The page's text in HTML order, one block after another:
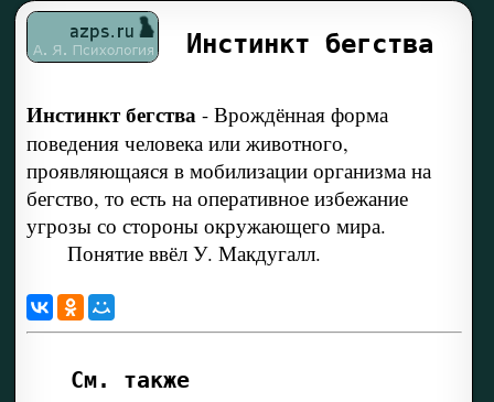
Инстинкт бегства
Инстинкт бегства- Врождённая форма
поведения человека или животного,
проявляющаяся в мобилизации организма на
бегство, то есть на оперативное избежание
угрозы со стороны окружающего мира.
Понятие ввёл У. Макдугалл.
См. также